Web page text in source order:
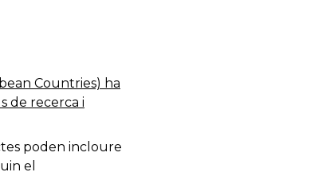
Countries) ha
de recerca i
poden incloure
el